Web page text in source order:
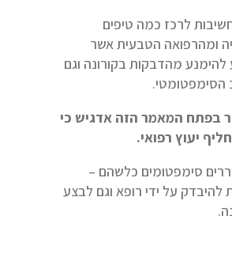
לרכז כמה טיפים
ומהרפואה הטבעית אשר
להימנע מהדבקות בקורונה וגם
הסימפטומטי.
בפתח המאמר הזה אדגיש כי
יעוץ רפואי.
סימפטומים כלשהם –
להיבדק על ידי רופא וגם לבצע